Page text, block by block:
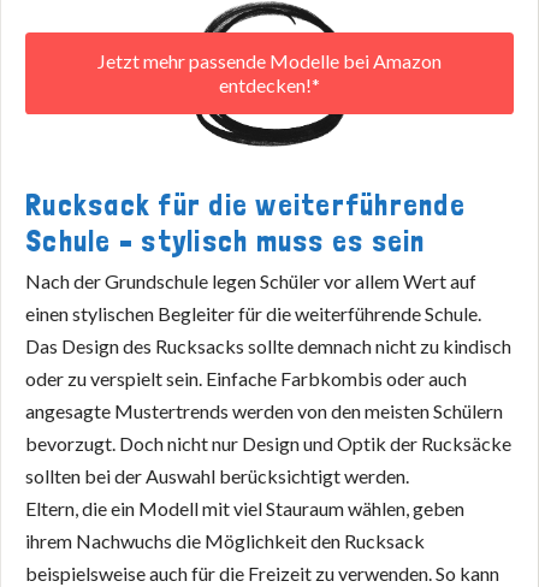
Jetzt mehr passende Modelle bei Amazon
entdecken!*
Rucksack für die weiterführende
Schule – stylisch muss es sein
Nach der Grundschule legen Schüler vor allem Wert auf
einen stylischen Begleiter für die weiterführende Schule.
Das Design des Rucksacks sollte demnach nicht zu kindisch
oder zu verspielt sein. Einfache Farbkombis oder auch
angesagte Mustertrends werden von den meisten Schülern
bevorzugt. Doch nicht nur Design und Optik der Rucksäcke
sollten bei der Auswahl berücksichtigt werden.
Eltern, die ein Modell mit viel Stauraum wählen, geben
ihrem Nachwuchs die Möglichkeit den Rucksack
beispielsweise auch für die Freizeit zu verwenden. So kann